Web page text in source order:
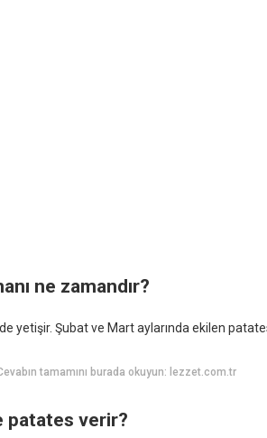
ne zamandır?
yetişir. Şubat ve Mart aylarında ekilen
tamamını burada okuyun: lezzet.com.tr
patates verir?